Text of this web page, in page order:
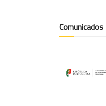
Comunicados